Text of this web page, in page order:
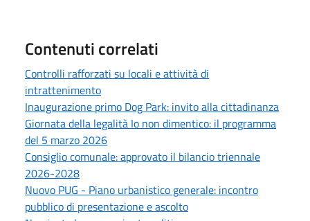
Contenuti correlati
Controlli rafforzati su locali e attività di
intrattenimento
Inaugurazione primo Dog Park: invito alla cittadinanza
Giornata della legalità Io non dimentico: il programma
del 5 marzo 2026
Consiglio comunale: approvato il bilancio triennale
2026-2028
Nuovo PUG - Piano urbanistico generale: incontro
pubblico di presentazione e ascolto